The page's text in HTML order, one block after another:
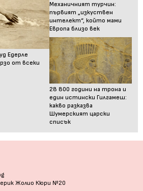
Едерле
от всеки
Механичният турчин:
първият „изкуствен
интелект“, който мами
Европа близо век
28 800 години на трона и
един истински Гилгамеш:
какво разказва
Шумерският царски
списък
Жолио Кюри №20